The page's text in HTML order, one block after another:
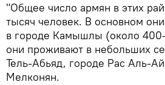
"Общее число армян в этих
тысяч человек. В основном
в городе Камышлы (около
они проживают в небольших
Тель-Абьяд, городе Рас Аль-
Мелконян.